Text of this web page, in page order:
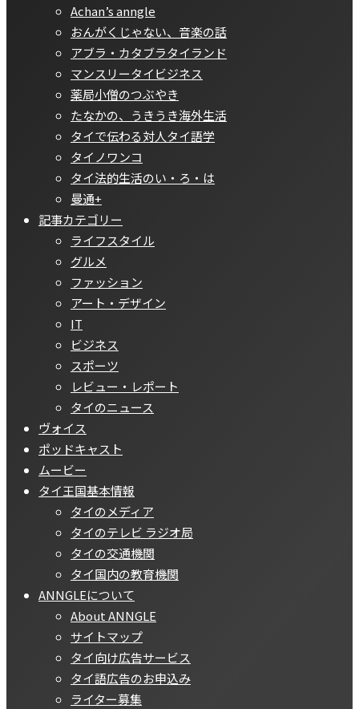
Achan’s anngle
おんがくじゃない、音楽の話
アブラ・カタブラタイランド
マンスリータイビジネス
薬局小僧のつぶやき
たなかの、うきうき海外生活
タイで伝わる対人タイ語学
タイノワンコ
タイ法的生活のい・ろ・は
曼通+
記事カテゴリー
ライフスタイル
グルメ
ファッション
アート・デザイン
IT
ビジネス
スポーツ
レビュー・レポート
タイのニュース
ヴォイス
ポッドキャスト
ムービー
タイ王国基本情報
タイのメディア
タイのテレビ ラジオ局
タイの交通機関
タイ国内の教育機関
ANNGLEについて
About ANNGLE
サイトマップ
タイ向け広告サービス
タイ語広告のお申込み
ライター募集